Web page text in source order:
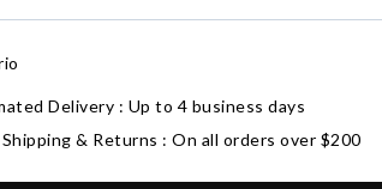
Delivery : Up to 4 business days
& Returns : On all orders over $200